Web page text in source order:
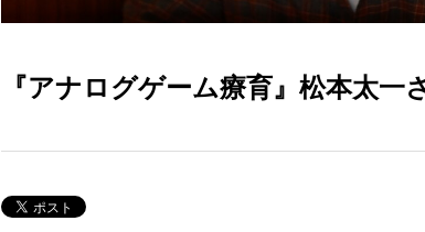
『アナログゲーム療育』松本太一